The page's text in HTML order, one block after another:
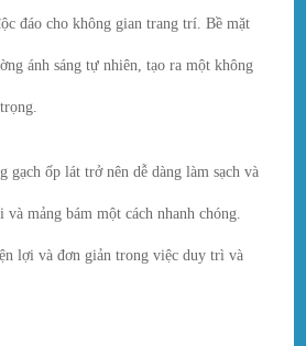
đáo cho không gian trang trí. Bề mặt
ánh sáng tự nhiên, tạo ra một không
gạch ốp lát trở nên dễ dàng làm sạch và
mảng bám một cách nhanh chóng.
lợi và đơn giản trong việc duy trì và